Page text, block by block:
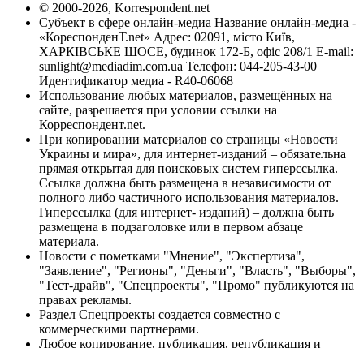
© 2000-2026, Korrespondent.net
Субъект в сфере онлайн-медиа Название онлайн-медиа -
«КореспонденТ.net» Адрес: 02091, місто Київ,
ХАРКІВСЬКЕ ШОСЕ, будинок 172-Б, офіс 208/1 E-mail:
sunlight@mediadim.com.ua Телефон: 044-205-43-00
Идентификатор медиа - R40-06068
Использование любых материалов, размещённых на
сайте, разрешается при условии ссылки на
Корреспондент.net.
При копировании материалов со страницы «Новости
Украины и мира», для интернет-изданий – обязательна
прямая открытая для поисковых систем гиперссылка.
Ссылка должна быть размещена в независимости от
полного либо частичного использования материалов.
Гиперссылка (для интернет- изданий) – должна быть
размещена в подзаголовке или в первом абзаце
материала.
Новости с пометками "Мнение", "Экспертиза",
"Заявление", "Регионы", "Деньги", "Власть", "Выборы",
"Тест-драйв", "Спецпроекты", "Промо" публикуются на
правах рекламы.
Раздел Спецпроекты создается совместно с
коммерческими партнерами.
Любое копирование, публикация, републикация и